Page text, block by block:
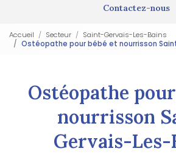
Contactez-nous
Accueil Secteur
Saint-Gervais-Les-Bains
Ostéopathe pour bébé et nourrisson
Ostéopathe
nourrisson
Gervais-Les-